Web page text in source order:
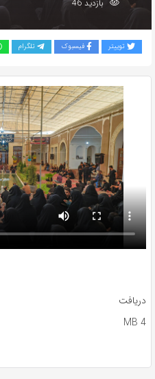
بازدید 46
توییتر فیسبوک تلگرام
دریافت
4 MB